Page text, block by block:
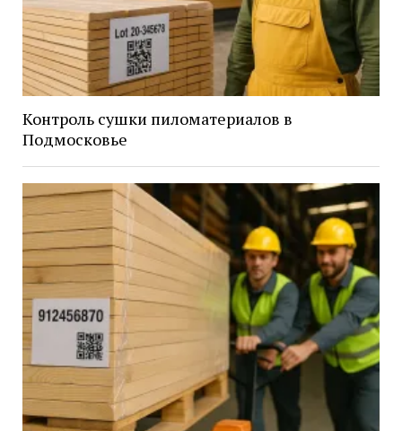
Контроль сушки пиломатериалов в
Подмосковье